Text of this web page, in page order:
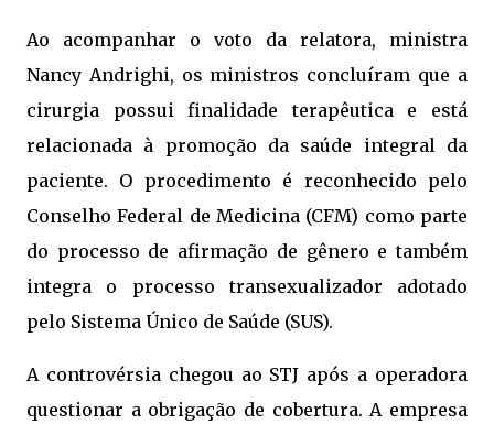
Ao acompanhar o voto da relatora, ministra
Nancy Andrighi, os ministros concluíram que a
cirurgia possui finalidade terapêutica e está
relacionada à promoção da saúde integral da
paciente. O procedimento é reconhecido pelo
Conselho Federal de Medicina (CFM) como parte
do processo de afirmação de gênero e também
integra o processo transexualizador adotado
pelo Sistema Único de Saúde (SUS).
A controvérsia chegou ao STJ após a operadora
questionar a obrigação de cobertura. A empresa